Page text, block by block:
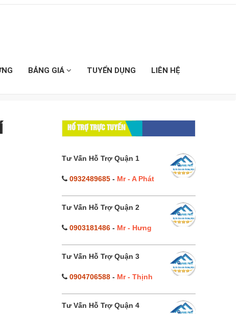
BẢNG GIÁ TUYỂN DỤNG LIÊN HỆ
HỔ TRỢ TRỰC TUYẾN
Tư Vấn Hỗ Trợ Quận 1
0932489685- Mr - A Phát
Tư Vấn Hỗ Trợ Quận 2
0903181486- Mr - Hưng
Tư Vấn Hỗ Trợ Quận 3
0904706588- Mr - Thịnh
Tư Vấn Hỗ Trợ Quận 4